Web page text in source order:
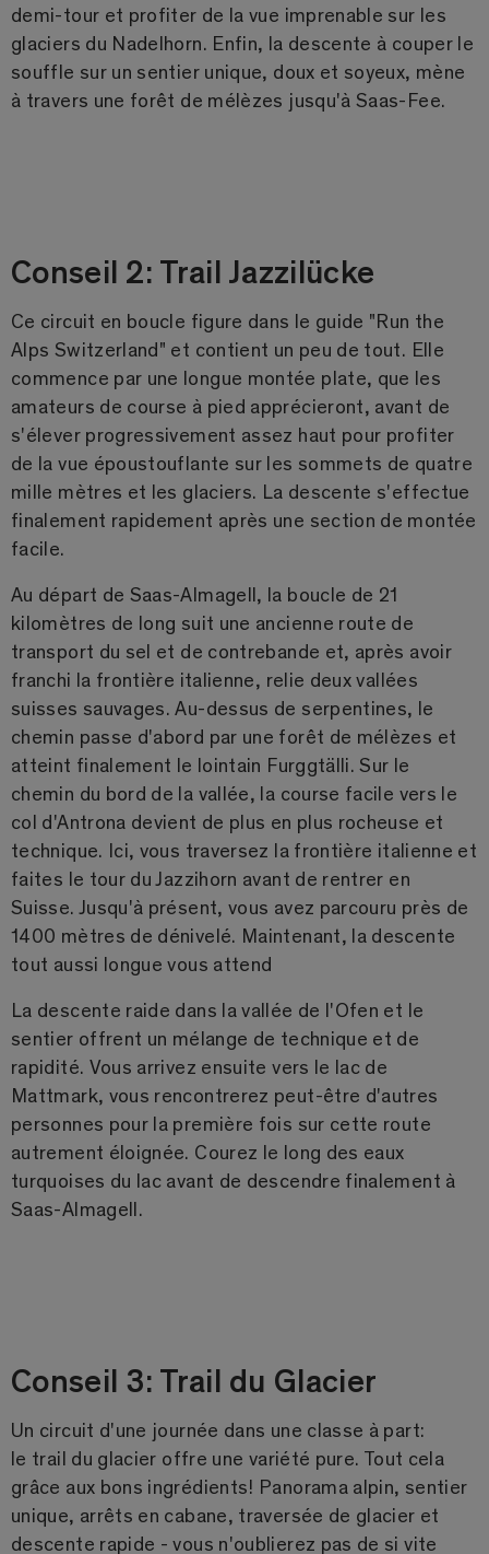
demi-tour et profiter de la vue imprenable sur les
glaciers du Nadelhorn. Enfin, la descente à couper le
souffle sur un sentier unique, doux et soyeux, mène
à travers une forêt de mélèzes jusqu'à Saas-Fee.
Conseil 2: Trail Jazzilücke
Ce circuit en boucle figure dans le guide "Run the
Alps Switzerland" et contient un peu de tout. Elle
commence par une longue montée plate, que les
amateurs de course à pied apprécieront, avant de
s'élever progressivement assez haut pour profiter
de la vue époustouflante sur les sommets de quatre
mille mètres et les glaciers. La descente s'effectue
finalement rapidement après une section de montée
facile.
Au départ de Saas-Almagell, la boucle de 21
kilomètres de long suit une ancienne route de
transport du sel et de contrebande et, après avoir
franchi la frontière italienne, relie deux vallées
suisses sauvages. Au-dessus de serpentines, le
chemin passe d'abord par une forêt de mélèzes et
atteint finalement le lointain Furggtälli. Sur le
chemin du bord de la vallée, la course facile vers le
col d'Antrona devient de plus en plus rocheuse et
technique. Ici, vous traversez la frontière italienne et
faites le tour du Jazzihorn avant de rentrer en
Suisse. Jusqu'à présent, vous avez parcouru près de
1400 mètres de dénivelé. Maintenant, la descente
tout aussi longue vous attend
La descente raide dans la vallée de l'Ofen et le
sentier offrent un mélange de technique et de
rapidité. Vous arrivez ensuite vers le lac de
Mattmark, vous rencontrerez peut-être d'autres
personnes pour la première fois sur cette route
autrement éloignée. Courez le long des eaux
turquoises du lac avant de descendre finalement à
Saas-Almagell.
Conseil 3: Trail du Glacier
Un circuit d'une journée dans une classe à part:
le trail du glacier offre une variété pure. Tout cela
grâce aux bons ingrédients! Panorama alpin, sentier
unique, arrêts en cabane, traversée de glacier et
descente rapide - vous n'oublierez pas de si vite